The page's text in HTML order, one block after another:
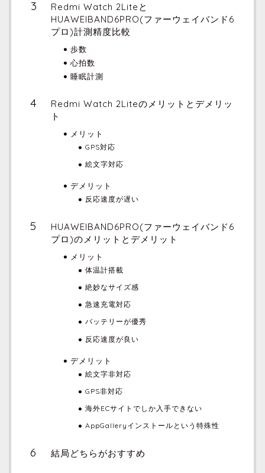
Redmi Watch 2Liteと
HUAWEIBAND6PRO(ファーウェイバンド6
プロ)計測精度比較
歩数
心拍数
睡眠計測
Redmi Watch 2Liteのメリットとデメリッ
ト
メリット
GPS対応
絵文字対応
デメリット
反応速度が遅い
HUAWEIBAND6PRO(ファーウェイバンド6
プロ)のメリットとデメリット
メリット
体温計搭載
絶妙なサイズ感
急速充電対応
バッテリーが優秀
反応速度が良い
デメリット
絵文字非対応
GPS非対応
海外ECサイトでしか入手できない
AppGalleryインストールという特殊性
結局どちらがおすすめ